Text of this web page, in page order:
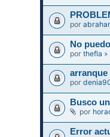
por
No
porthefla
por
Busco
por
Error